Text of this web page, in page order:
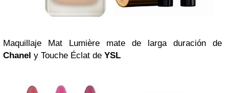
Maquillaje Mat Lumière mate de larga duración de
Chanel y Touche Éclat de YSL